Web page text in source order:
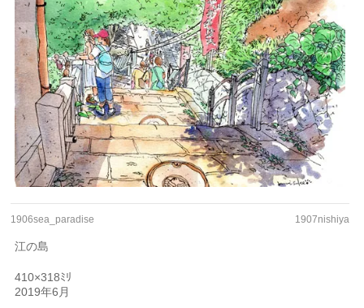
1906sea_paradise 1907nishiya
江の島
410×318ﾐﾘ
2019年6月